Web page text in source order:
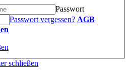
Passwort
Passwort vergessen? AGB
schließen